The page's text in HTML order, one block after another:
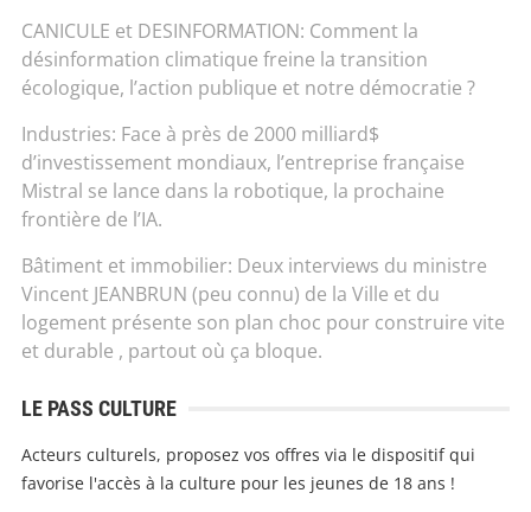
CANICULE et DESINFORMATION: Comment la
désinformation climatique freine la transition
écologique, l’action publique et notre démocratie ?
Industries: Face à près de 2000 milliard$
d’investissement mondiaux, l’entreprise française
Mistral se lance dans la robotique, la prochaine
frontière de l’IA.
Bâtiment et immobilier: Deux interviews du ministre
Vincent JEANBRUN (peu connu) de la Ville et du
logement présente son plan choc pour construire vite
et durable , partout où ça bloque.
LE PASS CULTURE
Acteurs culturels, proposez vos offres via le dispositif qui
favorise l'accès à la culture pour les jeunes de 18 ans !